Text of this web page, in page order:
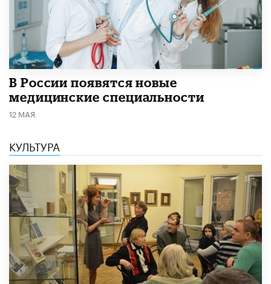
В России появятся новые
медицинские специальности
12 МАЯ
КУЛЬТУРА